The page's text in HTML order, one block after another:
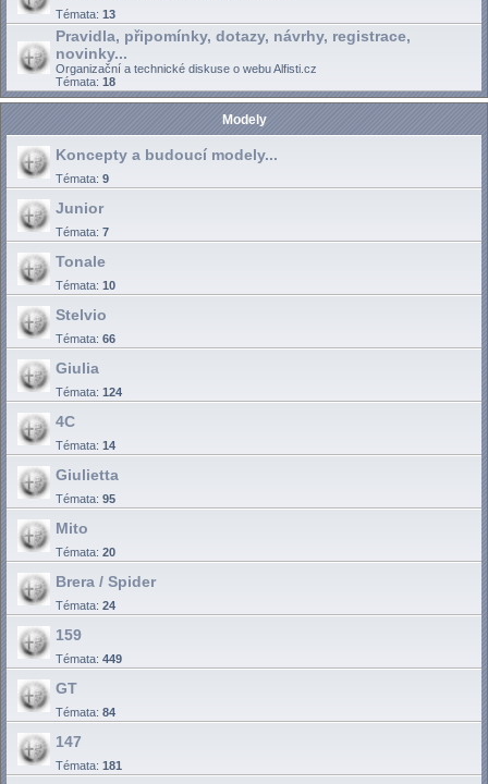
Témata: 13
Pravidla, připomínky, dotazy, návrhy, registrace,
novinky...
Organizační a technické diskuse o webu Alfisti.cz
Témata: 18
Modely
Koncepty a budoucí modely...
Témata: 9
Junior
Témata: 7
Tonale
Témata: 10
Stelvio
Témata: 66
Giulia
Témata: 124
4C
Témata: 14
Giulietta
Témata: 95
Mito
Témata: 20
Brera / Spider
Témata: 24
159
Témata: 449
GT
Témata: 84
147
Témata: 181